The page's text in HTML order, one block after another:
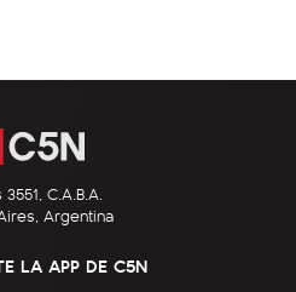
C.A.B.A.
Argentina
LA APP DE C5N